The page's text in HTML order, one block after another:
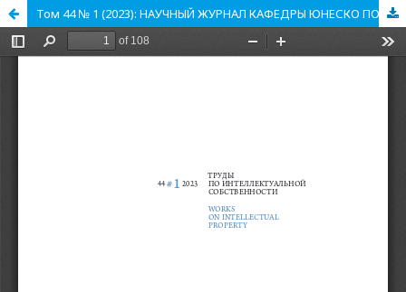
Том 44 № 1 (2023): НАУЧНЫЙ ЖУРНАЛ КАФЕДРЫ ЮНЕСКО ПО АВТОРСКОМУ ПРАВУ, СМЕЖНЫМ, КУЛЬТУРНЫМ И ИНФОРМАЦИОННЫМ ПРАВАМ